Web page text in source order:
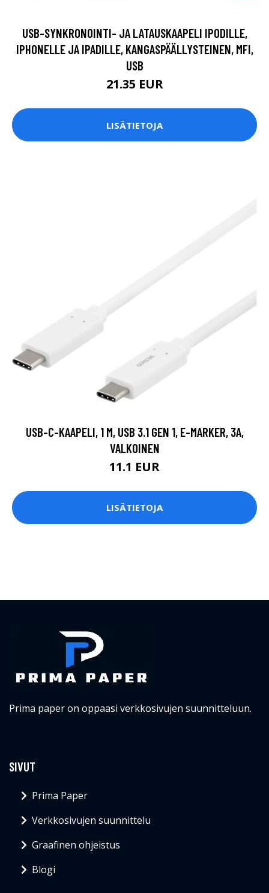
USB-SYNKRONOINTI- JA LATAUSKAAPELI IPODILLE,
IPHONELLE JA IPADILLE, KANGASPÄÄLLYSTEINEN, MFI,
USB
21.35 EUR
LISÄTIETOJA
USB-C-KAAPELI, 1 M, USB 3.1 GEN 1, E-MARKER, 3A,
VALKOINEN
11.1 EUR
LISÄTIETOJA
Prima paper on oppaasi verkkosivujen suunnitteluun.
SIVUT
Prima Paper
Verkkosivujen suunnittelu
Graafinen ohjeistus
Blogi